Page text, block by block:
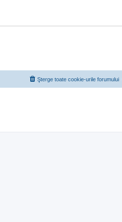
Şterge toate cookie-urile forumului